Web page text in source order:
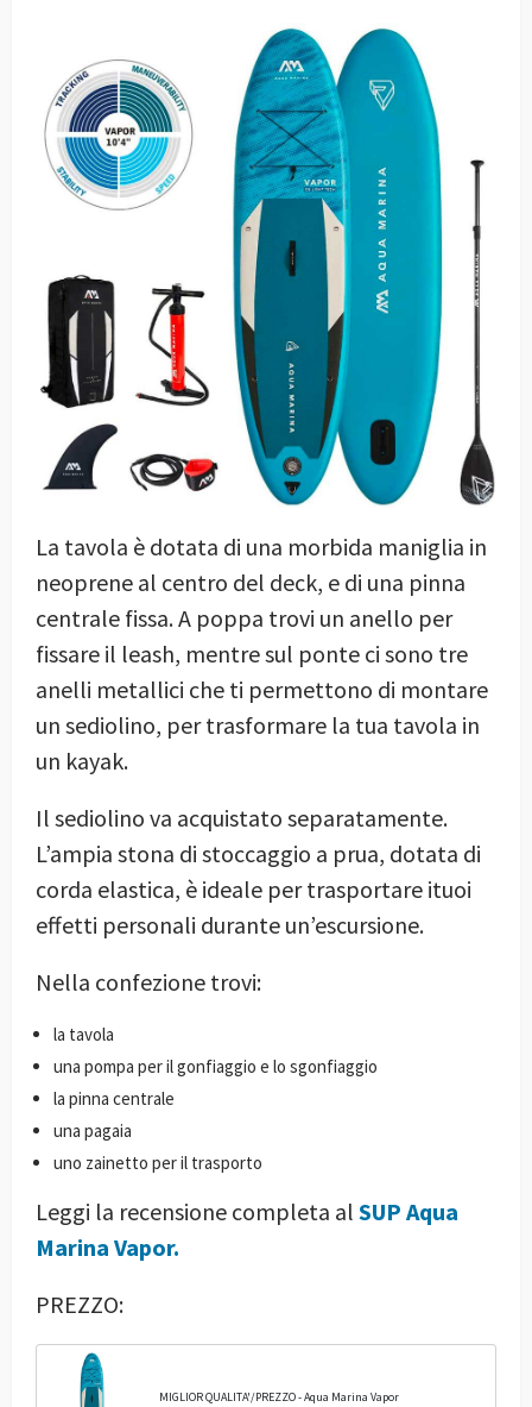
La tavola è dotata di una morbida maniglia in
neoprene al centro del deck, e di una pinna
centrale fissa. A poppa trovi un anello per
fissare il leash, mentre sul ponte ci sono tre
anelli metallici che ti permettono di montare
un sediolino, per trasformare la tua tavola in
un kayak.
Il sediolino va acquistato separatamente.
L’ampia stona di stoccaggio a prua, dotata di
corda elastica, è ideale per trasportare ituoi
effetti personali durante un’escursione.
Nella confezione trovi:
la tavola
una pompa per il gonfiaggio e lo sgonfiaggio
la pinna centrale
una pagaia
uno zainetto per il trasporto
Leggi la recensione completa al SUP Aqua
Marina Vapor.
PREZZO:
MIGLIOR QUALITA'/PREZZO - Aqua Marina Vapor